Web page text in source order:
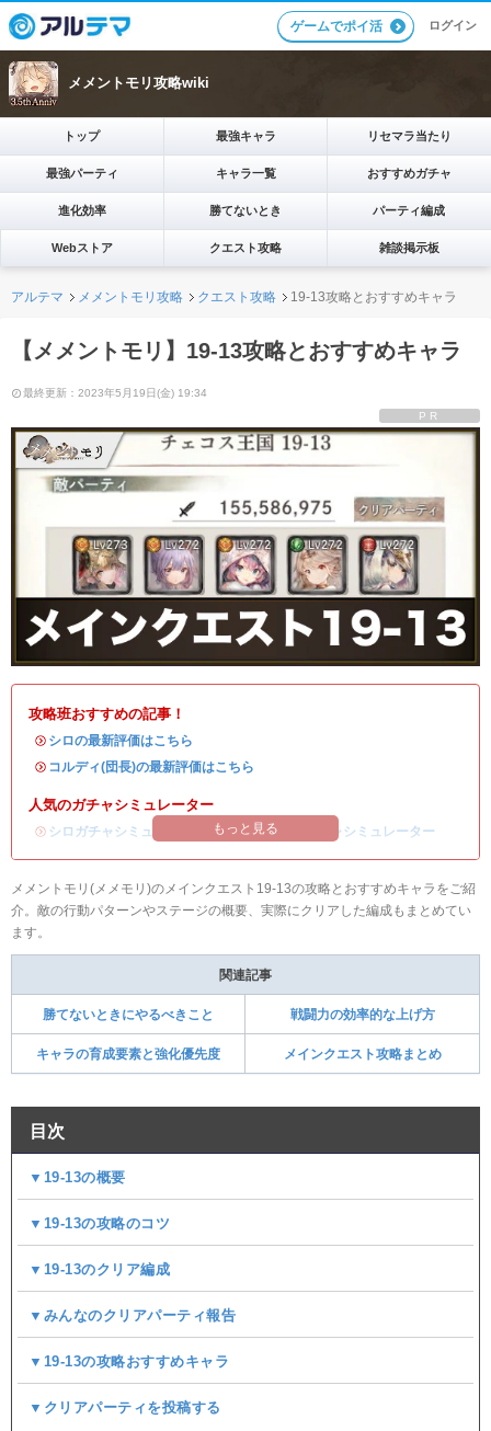
ゲームでポイ活 ログイン
メメントモリ攻略wiki
トップ 最強キャラ リセマラ当たり
最強パーティ キャラ一覧 おすすめガチャ
進化効率 勝てないとき パーティ編成
Webストア クエスト攻略 雑談掲示板
アルテマ メメントモリ攻略 クエスト攻略 19-13攻略とおすすめキャラ
【メメントモリ】19-13攻略とおすすめキャラ
最終更新：2023年5月19日(金) 19:34
PR
攻略班おすすめの記事！
・ シロの最新評価はこちら
・ コルディ(団長)の最新評価はこちら
人気のガチャシミュレーター
・ シロガチャシミュレーター /コルディ(団長)ガチャシミュレーター
もっと見る
メメントモリ(メメモリ)のメインクエスト19-13の攻略とおすすめキャラをご紹
介。敵の行動パターンやステージの概要、実際にクリアした編成もまとめてい
ます。
関連記事
勝てないときにやるべきこと 戦闘力の効率的な上げ方
キャラの育成要素と強化優先度 メインクエスト攻略まとめ
目次
▼19-13の概要
▼19-13の攻略のコツ
▼19-13のクリア編成
▼みんなのクリアパーティ報告
▼19-13の攻略おすすめキャラ
▼クリアパーティを投稿する